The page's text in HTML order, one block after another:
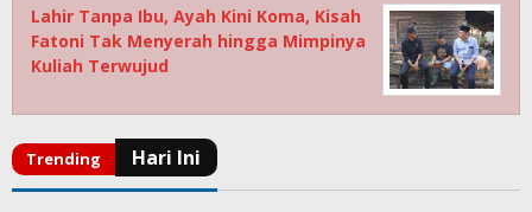
Lahir Tanpa Ibu, Ayah Kini Koma, Kisah
Fatoni Tak Menyerah hingga Mimpinya
Kuliah Terwujud